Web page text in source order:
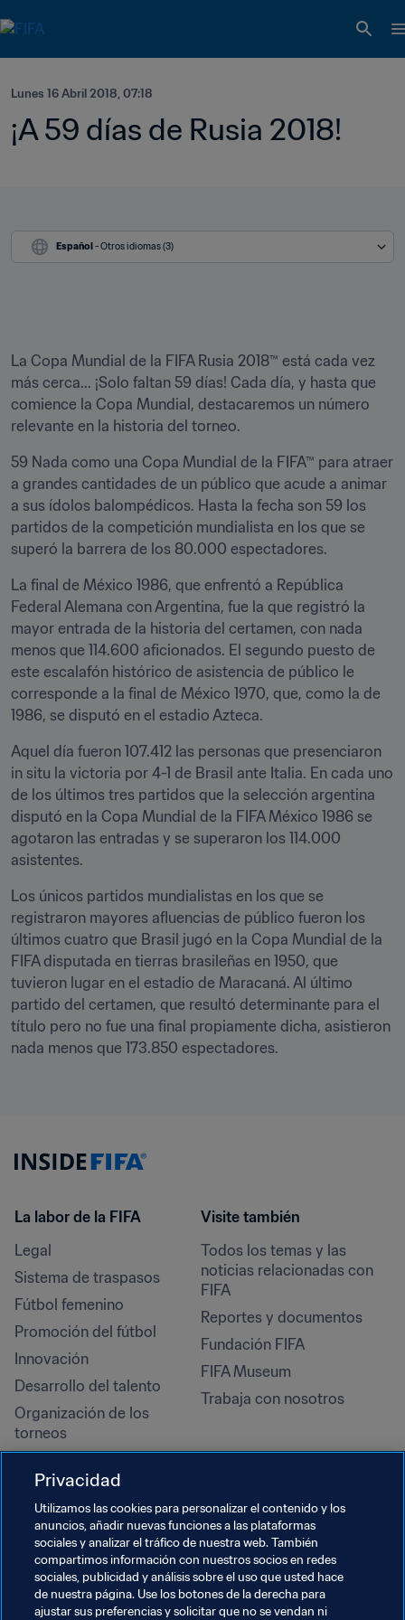
Lunes 16 Abril 2018, 07:18
¡A 59 días de Rusia 2018!
Español - Otros idiomas (3)
​La Copa Mundial de la FIFA Rusia 2018™ está cada vez
más cerca... ¡Solo faltan 59 días! Cada día, y hasta que
comience la Copa Mundial, destacaremos un número
relevante en la historia del torneo.
59 Nada como una Copa Mundial de la FIFA™ para atraer
a grandes cantidades de un público que acude a animar
a sus ídolos balompédicos. Hasta la fecha son 59 los
partidos de la competición mundialista en los que se
superó la barrera de los 80.000 espectadores.
La final de México 1986, que enfrentó a República
Federal Alemana con Argentina, fue la que registró la
mayor entrada de la historia del certamen, con nada
menos que 114.600 aficionados. El segundo puesto de
este escalafón histórico de asistencia de público le
corresponde a la final de México 1970, que, como la de
1986, se disputó en el estadio Azteca.
Aquel día fueron 107.412 las personas que presenciaron
in situ la victoria por 4-1 de Brasil ante Italia. En cada uno
de los últimos tres partidos que la selección argentina
disputó en la Copa Mundial de la FIFA México 1986 se
agotaron las entradas y se superaron los 114.000
asistentes.
Los únicos partidos mundialistas en los que se
registraron mayores afluencias de público fueron los
últimos cuatro que Brasil jugó en la Copa Mundial de la
FIFA disputada en tierras brasileñas en 1950, que
tuvieron lugar en el estadio de Maracaná. Al último
partido del certamen, que resultó determinante para el
título pero no fue una final propiamente dicha, asistieron
nada menos que 173.850 espectadores.
La labor de la FIFA
Legal
Sistema de traspasos
Fútbol femenino
Promoción del fútbol
Innovación
Desarrollo del talento
Organización de los
torneos
Derechos humanos y lucha
contra la discriminación
Salud y atención médica
Iniciativas educativas
Visite también
Todos los temas y las
noticias relacionadas con
FIFA
Reportes y documentos
Fundación FIFA
FIFA Museum
Trabaja con nosotros
Privacidad
Utilizamos las cookies para personalizar el contenido y los
anuncios, añadir nuevas funciones a las plataformas
sociales y analizar el tráfico de nuestra web. También
compartimos información con nuestros socios en redes
sociales, publicidad y análisis sobre el uso que usted hace
de nuestra página. Use los botones de la derecha para
ajustar sus preferencias y solicitar que no se vendan ni